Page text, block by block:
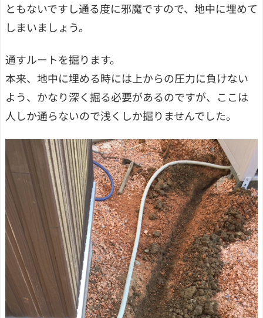
ともないですし通る度に邪魔ですので、地中に埋めて
しまいましょう。
通すルートを掘ります。
本来、地中に埋める時には上からの圧力に負けない
よう、かなり深く掘る必要があるのですが、ここは
人しか通らないので浅くしか掘りませんでした。